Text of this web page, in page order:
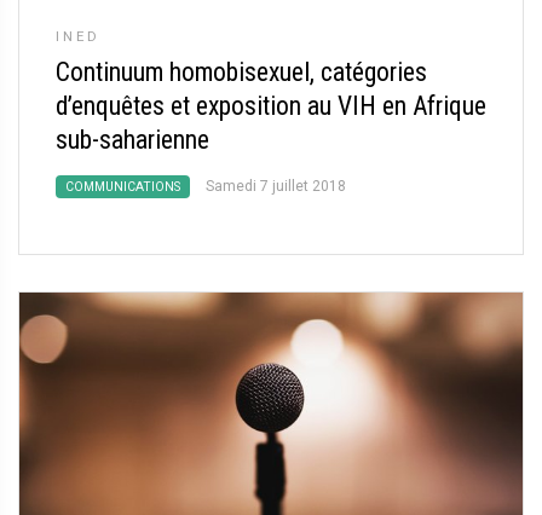
INED
Continuum homobisexuel, catégories
d’enquêtes et exposition au VIH en Afrique
sub-saharienne
COMMUNICATIONS Samedi 7 juillet 2018